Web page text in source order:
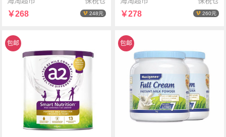
￥268 248元 ￥278 260元
包邮 包邮